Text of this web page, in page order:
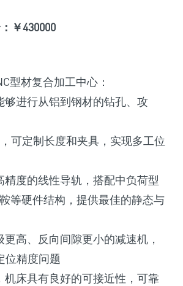
￥430000
型材复合加工中心：
够进行从铝到钢材的钻孔、攻
可定制长度和夹具，实现多工位
精度的线性导轨，搭配中负荷型
等硬件结构，提供最佳的静态与
高、反向间隙更小的减速机，
位精度问题
机床具有良好的可接近性，可靠